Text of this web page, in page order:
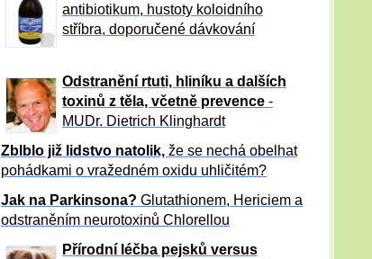
antibiotikum, hustoty koloidního
stříbra, doporučené dávkování
Odstranění rtuti, hliníku a dalších
toxinů z těla, včetně prevence -
MUDr. Dietrich Klinghardt
Zblblo již lidstvo natolik, že se nechá obelhat
pohádkami o vražedném oxidu uhličitém?
Jak na Parkinsona? Glutathionem, Hericiem a
odstraněním neurotoxinů Chlorellou
Přírodní léčba pejsků versus